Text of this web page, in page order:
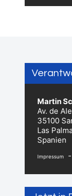
Martin
Av. de
35100
Las
Spanien
Impressum -